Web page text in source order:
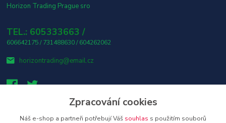
Horizon Trading Prague sro
TEL.: 605333663 /
606642175 / 731488630 / 604262062
horizontrading@email.cz
Zpracování cookies
Náš e-shop a partneři potřebují Váš souhlas s použitím souborů